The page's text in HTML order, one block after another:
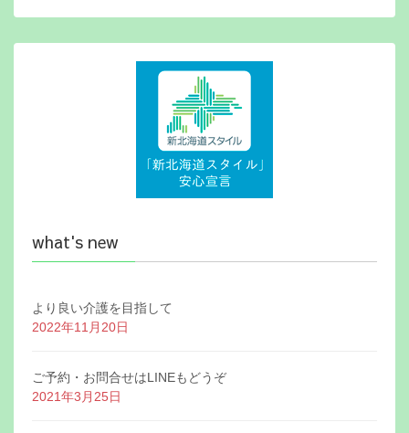
what's new
より良い介護を目指して
2022年11月20日
ご予約・お問合せはLINEもどうぞ
2021年3月25日